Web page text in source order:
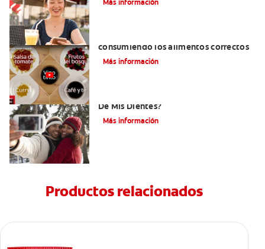
Más información
consumiendo los alimentos correctos
Más información
De Mis Dientes?
Más información
Productos relacionados